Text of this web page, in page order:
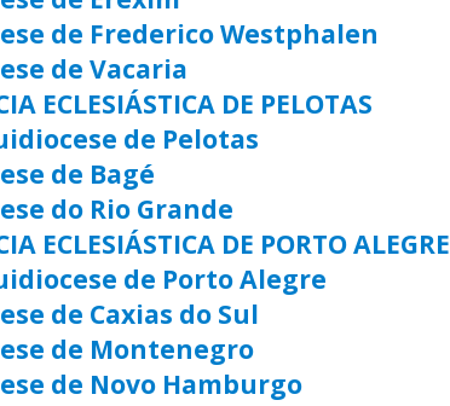
de Frederico Westphalen
de Vacaria
ECLESIÁSTICA DE PELOTAS
de Pelotas
de Bagé
do Rio Grande
ECLESIÁSTICA DE PORTO ALEGRE
de Porto Alegre
de Caxias do Sul
de Montenegro
de Novo Hamburgo